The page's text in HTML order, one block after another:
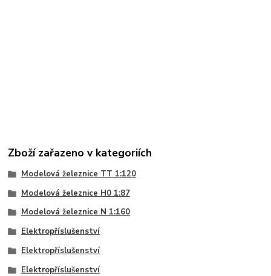
Zboží zařazeno v kategoriích
Modelová železnice TT 1:120
Modelová železnice H0 1:87
Modelová železnice N 1:160
Elektropříslušenství
Elektropříslušenství
Elektropříslušenství